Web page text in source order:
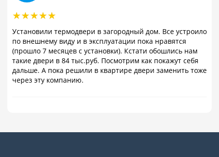
Установили термодвери в загородный дом. Все устроило
по внешнему виду и в эксплуатации пока нравятся
(прошло 7 месяцев с установки). Кстати обошлись нам
такие двери в 84 тыс.руб. Посмотрим как покажут себя
дальше. А пока решили в квартире двери заменить тоже
через эту компанию.